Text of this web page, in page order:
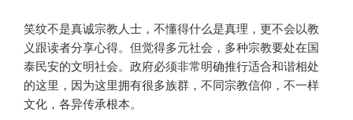
笑纹不是真诚宗教人士，不懂得什么是真理，更不会以教
义跟读者分享心得。但觉得多元社会，多种宗教要处在国
泰民安的文明社会。政府必须非常明确推行适合和谐相处
的这里，因为这里拥有很多族群，不同宗教信仰，不一样
文化，各异传承根本。